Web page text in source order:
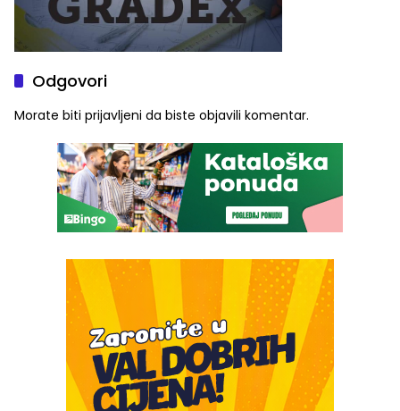
Odgovori
Morate biti prijavljeni da biste objavili komentar.